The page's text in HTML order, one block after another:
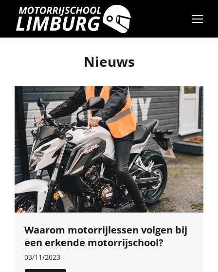
Nieuws
Waarom motorrijlessen volgen bij
een erkende motorrijschool?
03/11/2023